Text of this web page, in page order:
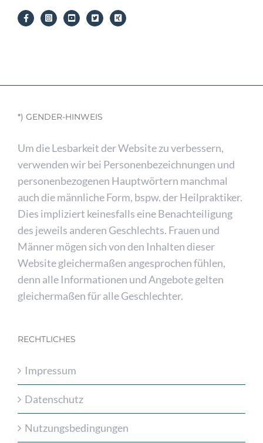
*) GENDER-HINWEIS
Um die Lesbarkeit der Website zu verbessern,
verwenden wir bei Personenbezeichnungen und
personenbezogenen Hauptwörtern manchmal
auch die männliche Form, bspw. der Heilpraktiker.
Dies impliziert keinesfalls eine Benachteiligung
des jeweils anderen Geschlechts. Frauen und
Männer mögen sich von den Inhalten dieser
Website gleichermaßen angesprochen fühlen,
denn alle Informationen und Angebote gelten
gleichermaßen für alle Geschlechter.
RECHTLICHES
Impressum
Datenschutz
Nutzungsbedingungen